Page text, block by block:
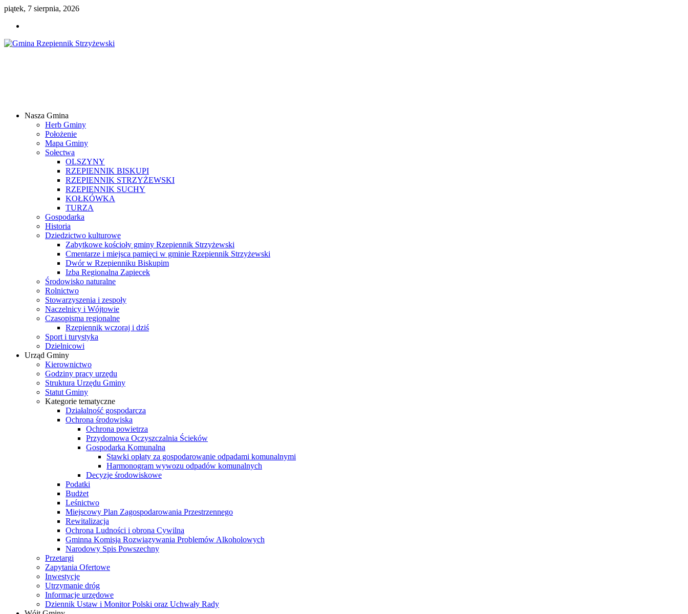
piątek, 7 sierpnia, 2026
Samorządowy
Internetowy
Nasza Gmina
Herb Gminy
Położenie
Mapa Gminy
Sołectwa
OLSZYNY
RZEPIENNIK BISKUPI
RZEPIENNIK STRZYŻEWSKI
RZEPIENNIK SUCHY
KOŁKÓWKA
TURZA
Gospodarka
Historia
Dziedzictwo kulturowe
Zabytkowe kościoły gminy Rzepiennik Strzyżewski
Cmentarze i miejsca pamięci w gminie Rzepiennik Strzyżewski
Dwór w Rzepienniku Biskupim
Izba Regionalna Zapiecek
Środowisko naturalne
Rolnictwo
Stowarzyszenia i zespoły
Naczelnicy i Wójtowie
Czasopisma regionalne
Rzepiennik wczoraj i dziś
Sport i turystyka
Dzielnicowi
Urząd Gminy
Kierownictwo
Godziny pracy urzędu
Struktura Urzędu Gminy
Statut Gminy
Kategorie tematyczne
Działalność gospodarcza
Ochrona środowiska
Ochrona powietrza
Przydomowa Oczyszczalnia Ścieków
Gospodarka Komunalna
Stawki opłaty za gospodarowanie odpadami komunalnymi
Harmonogram wywozu odpadów komunalnych
Decyzje środowiskowe
Podatki
Budżet
Leśnictwo
Miejscowy Plan Zagospodarowania Przestrzennego
Rewitalizacja
Ochrona Ludności i obrona Cywilna
Gminna Komisja Rozwiązywania Problemów Alkoholowych
Narodowy Spis Powszechny
Przetargi
Zapytania Ofertowe
Inwestycje
Utrzymanie dróg
Informacje urzędowe
Dziennik Ustaw i Monitor Polski oraz Uchwały Rady